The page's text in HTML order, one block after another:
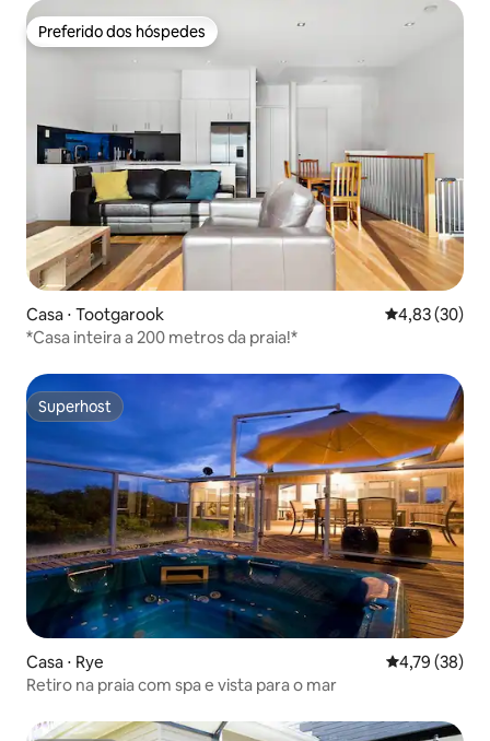
Preferido dos hóspedes
Preferido dos hóspedes
Casa ⋅ Tootgarook 4,83 de uma
4,83 (30)
*Casa inteira a 200 metros da praia!*
Superhost
Superhost
Casa ⋅ Rye 4,79 de uma
4,79 (38)
Retiro na praia com spa e vista para o mar